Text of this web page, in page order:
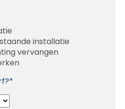
installatie
vervangen